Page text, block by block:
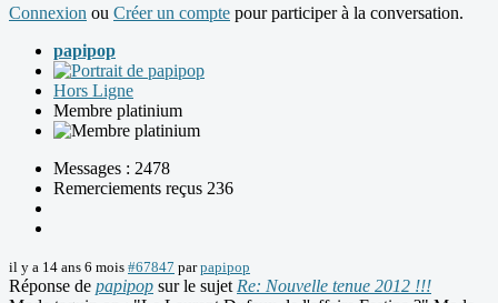
Connexion ou Créer un compte pour participer à la conversation.
papipop
Hors Ligne
Membre platinium
Messages : 2478
Remerciements reçus 236
il y a 14 ans 6 mois #67847 parpapipop
Réponse de papipop sur le sujet Re: Nouvelle tenue 2012 !!!